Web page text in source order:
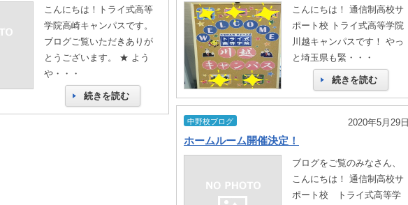
こんにちは！トライ式高等
学院高崎キャンパスです。
ブログご覧いただきありが
とうございます。 ★ よう
や・・・
続きを読む
こんにちは！ 通信制高校サ
ポート校 トライ式高等学院
川越キャンパスです！ やっ
と埼玉県も緊・・・
続きを読む
中野校ブログ 2020年5月29日
ホームルーム開催決定！
ブログをご覧のみなさん、
こんにちは！ 通信制高校サ
ポート校 トライ式高等学